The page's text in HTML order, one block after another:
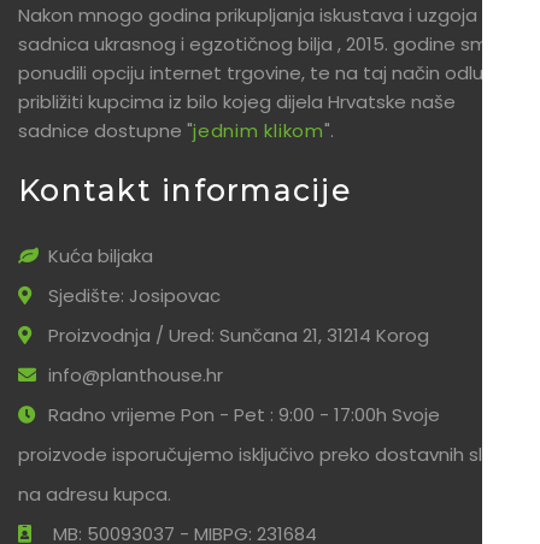
Nakon mnogo godina prikupljanja iskustava i uzgoja
sadnica ukrasnog i egzotičnog bilja , 2015. godine smo
ponudili opciju internet trgovine, te na taj način odlučili
približiti kupcima iz bilo kojeg dijela Hrvatske naše
sadnice dostupne "jednim klikom".
Kontakt informacije
Kuća biljaka
Sjedište: Josipovac
Proizvodnja / Ured: Sunčana 21, 31214 Korog
info@planthouse.hr
Radno vrijeme Pon - Pet : 9:00 - 17:00h Svoje
proizvode isporučujemo isključivo preko dostavnih službi
na adresu kupca.
MB: 50093037 - MIBPG: 231684